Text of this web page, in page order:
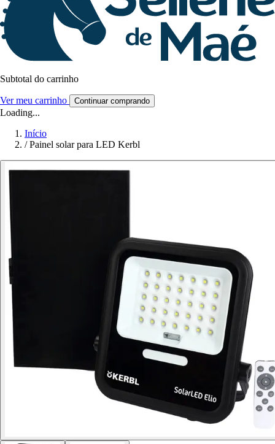
Subtotal do carrinho
Ver meu carrinho Continuar comprando
Loading...
Início
/ Painel solar para LED Kerbl